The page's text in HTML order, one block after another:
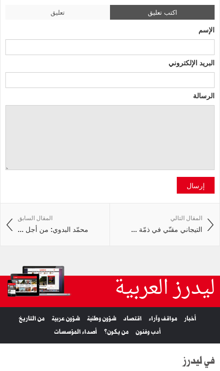
اكتب تعليق تعليق
الإسم
البريد الإلكتروني
الرسالة
إرسال
المقال السابق
محمّد البدوي: من أجل ...
المقال التالي
التيجاني مقنّي في ذمّة ...
ليدرز العربية
أخبار مواقف وآراء اقتصاد شؤون وطنية شؤون عربية
من التاريخ
أدب وفنون
من يكون؟ أصداء المؤسسات
في ليدرز